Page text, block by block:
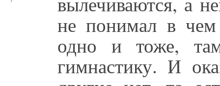
не понимал в
одно и тоже,
гимнастику. И